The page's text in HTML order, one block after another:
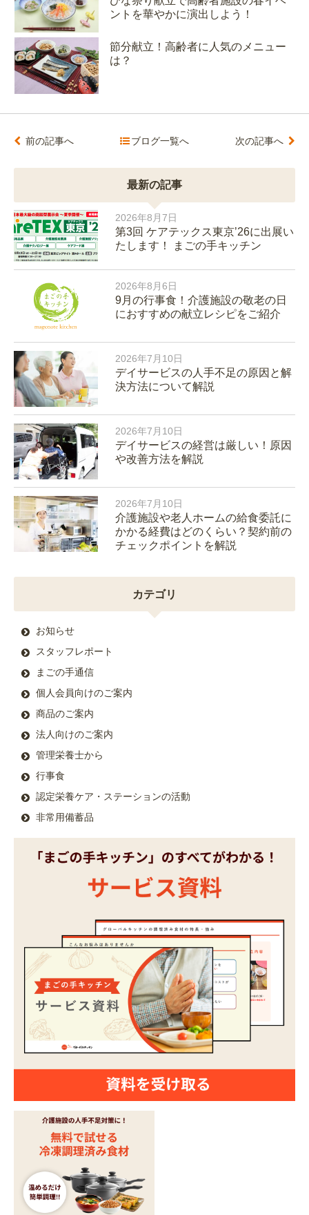
ントを華やかに演出しよう！
節分献立！高齢者に人気のメニュー
は？
前の記事へ ブログ一覧へ 次の記事へ
最新の記事
2026年8月7日
第3回 ケアテックス東京’26に出展い
たします！ まごの手キッチン
2026年8月6日
9月の行事食！介護施設の敬老の日
におすすめの献立レシピをご紹介
2026年7月10日
デイサービスの人手不足の原因と解
決方法について解説
2026年7月10日
デイサービスの経営は厳しい！原因
や改善方法を解説
2026年7月10日
介護施設や老人ホームの給食委託に
かかる経費はどのくらい？契約前の
チェックポイントを解説
カテゴリ
お知らせ
スタッフレポート
まごの手通信
個人会員向けのご案内
商品のご案内
法人向けのご案内
管理栄養士から
行事食
認定栄養ケア・ステーションの活動
非常用備蓄品